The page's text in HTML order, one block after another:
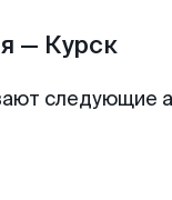
— Курск
следующие